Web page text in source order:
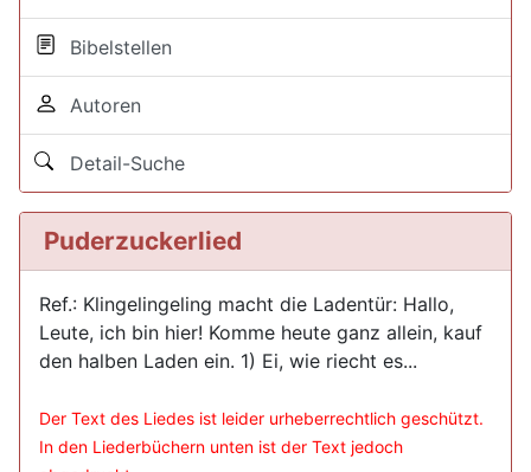
Bibelstellen
Autoren
Detail-Suche
Puderzuckerlied
Ref.: Klingelingeling macht die Ladentür: Hallo,
Leute, ich bin hier! Komme heute ganz allein, kauf
den halben Laden ein. 1) Ei, wie riecht es...
Der Text des Liedes ist leider urheberrechtlich geschützt.
In den Liederbüchern unten ist der Text jedoch